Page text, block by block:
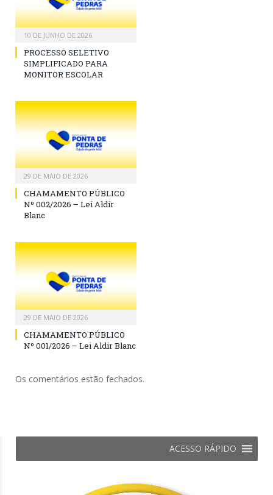
10 DE JUNHO DE 2026
PROCESSO SELETIVO
SIMPLIFICADO PARA
MONITOR ESCOLAR
29 DE MAIO DE 2026
CHAMAMENTO PÚBLICO
Nº 002/2026 – Lei Aldir
Blanc
29 DE MAIO DE 2026
CHAMAMENTO PÚBLICO
Nº 001/2026 – Lei Aldir Blanc
Os comentários estão fechados.
ACESSO RÁPIDO